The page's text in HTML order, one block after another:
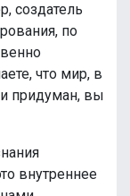
создатель
по
что мир, в
придуман, вы
внутреннее